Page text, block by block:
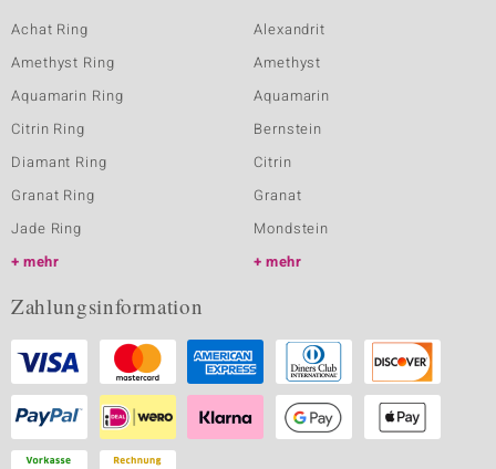
Achat Ring
Amethyst Ring
Aquamarin Ring
Citrin Ring
Diamant Ring
Granat Ring
Jade Ring
mehr
Alexandrit
Amethyst
Aquamarin
Bernstein
Citrin
Granat
Mondstein
mehr
Zahlungsinformation